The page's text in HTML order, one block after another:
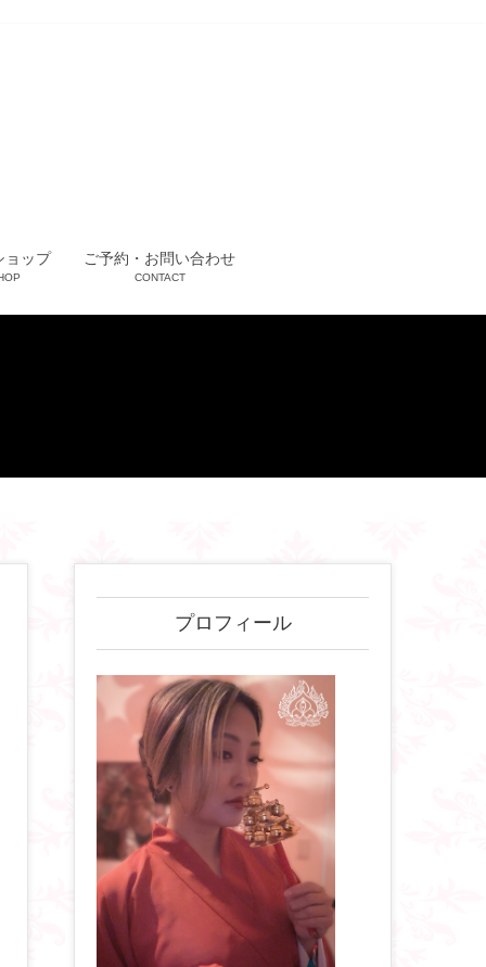
ョップ ご予約・お問い合わせ
CONTACT
プロフィール